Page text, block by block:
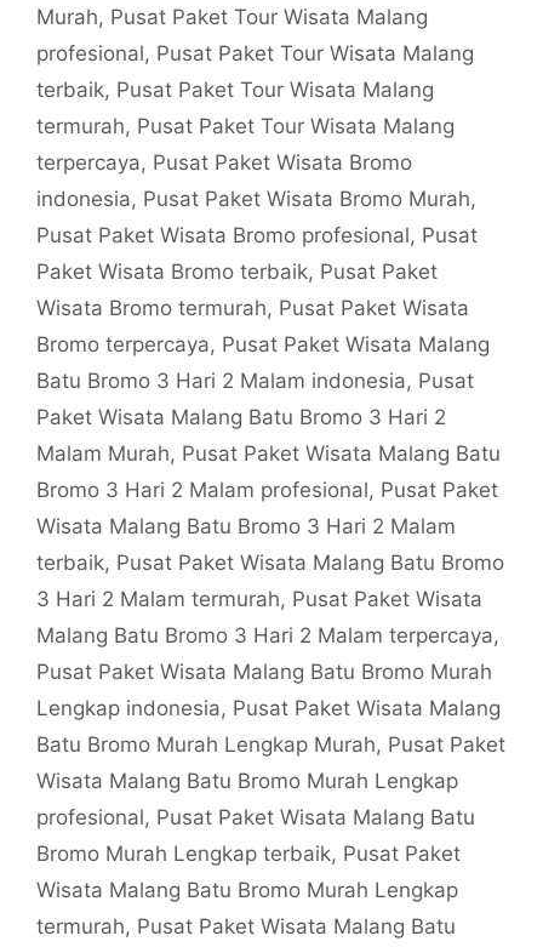
Murah, Pusat Paket Tour Wisata Malang
profesional, Pusat Paket Tour Wisata Malang
terbaik, Pusat Paket Tour Wisata Malang
termurah, Pusat Paket Tour Wisata Malang
terpercaya, Pusat Paket Wisata Bromo
indonesia, Pusat Paket Wisata Bromo Murah,
Pusat Paket Wisata Bromo profesional, Pusat
Paket Wisata Bromo terbaik, Pusat Paket
Wisata Bromo termurah, Pusat Paket Wisata
Bromo terpercaya, Pusat Paket Wisata Malang
Batu Bromo 3 Hari 2 Malam indonesia, Pusat
Paket Wisata Malang Batu Bromo 3 Hari 2
Malam Murah, Pusat Paket Wisata Malang Batu
Bromo 3 Hari 2 Malam profesional, Pusat Paket
Wisata Malang Batu Bromo 3 Hari 2 Malam
terbaik, Pusat Paket Wisata Malang Batu Bromo
3 Hari 2 Malam termurah, Pusat Paket Wisata
Malang Batu Bromo 3 Hari 2 Malam terpercaya,
Pusat Paket Wisata Malang Batu Bromo Murah
Lengkap indonesia, Pusat Paket Wisata Malang
Batu Bromo Murah Lengkap Murah, Pusat Paket
Wisata Malang Batu Bromo Murah Lengkap
profesional, Pusat Paket Wisata Malang Batu
Bromo Murah Lengkap terbaik, Pusat Paket
Wisata Malang Batu Bromo Murah Lengkap
termurah, Pusat Paket Wisata Malang Batu